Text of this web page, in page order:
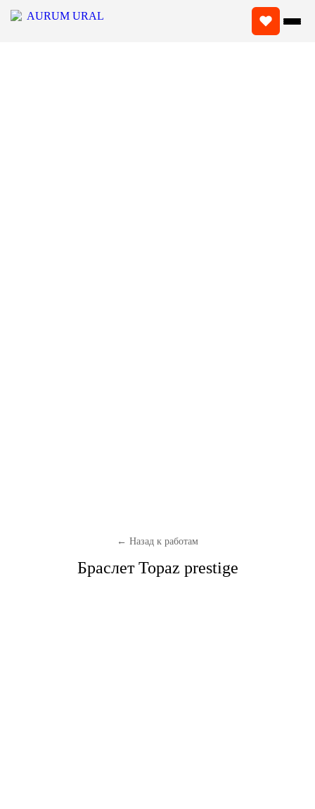
← Назад к работам
Браслет Topaz prestige